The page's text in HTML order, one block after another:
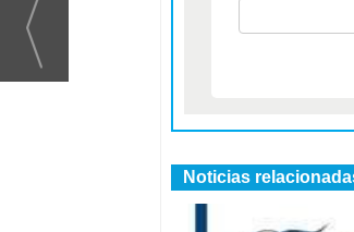
Noticias